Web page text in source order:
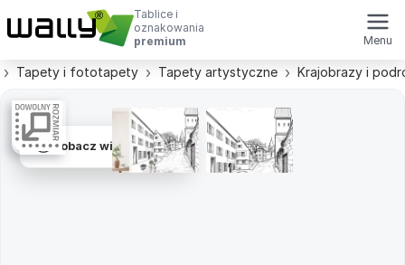
Tablice i
oznakowania
premium
Menu
Tapety i fototapety Tapety artystyczne Krajobrazy i
Zobacz wizualizacje